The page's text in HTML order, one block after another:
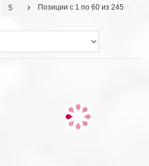
Позиции с 1 по 60 из 245
5